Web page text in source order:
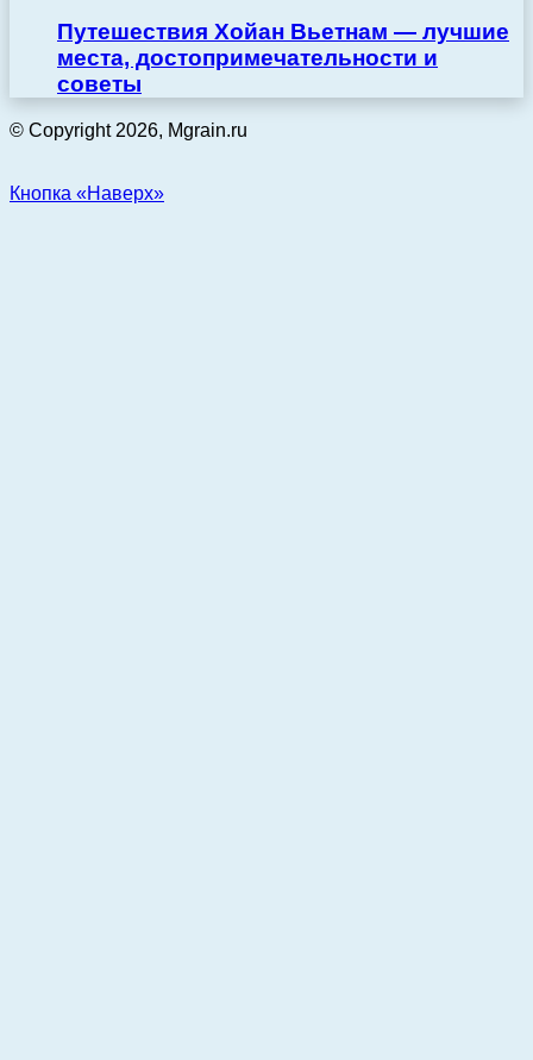
Путешествия Хойан Вьетнам — лучшие
места, достопримечательности и
советы
© Copyright 2026, Mgrain.ru
Кнопка «Наверх»